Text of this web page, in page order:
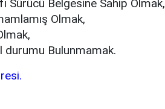
Sürücü Belgesine Sahip Olmak,
Olmak,
durumu Bulunmamak.